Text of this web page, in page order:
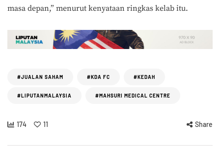
masa depan,” menurut kenyataan ringkas kelab itu.
#JUALAN SAHAM #KDA FC #KEDAH
#LIPUTANMALAYSIA #MAHSURI MEDICAL CENTRE
174 11 Share